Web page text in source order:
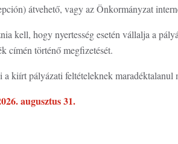
átvehető, vagy az Önkormányzat
kell, hogy nyertesség esetén vállalja a
címén történő megfizetését.
kiírt pályázati feltételeknek maradéktalanul
augusztus 31.